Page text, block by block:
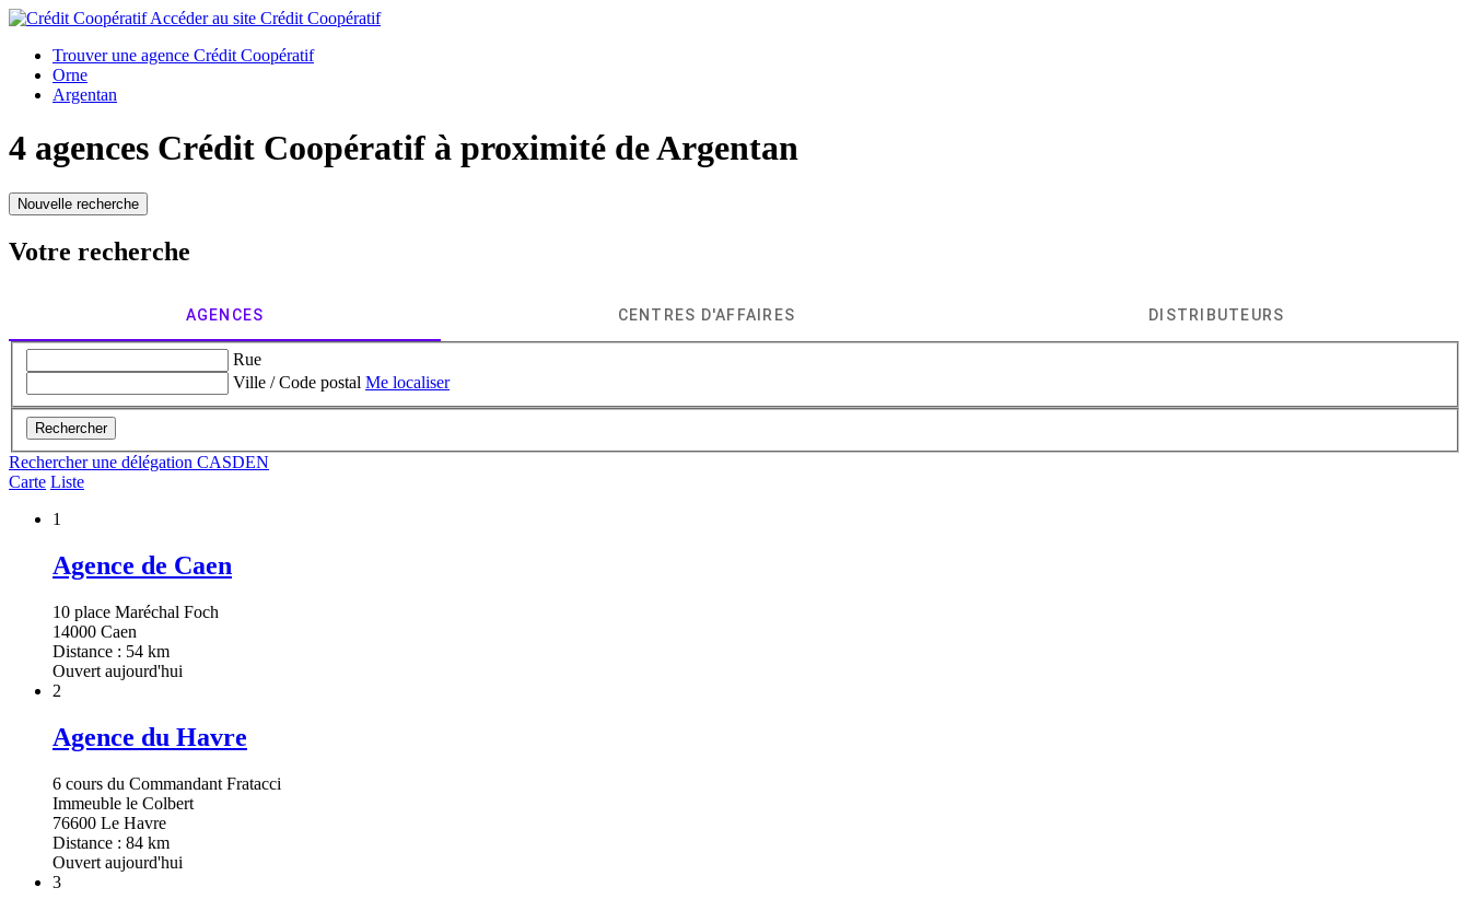
Accéder au site Crédit Coopératif
Trouver une agence Crédit Coopératif
Orne
Argentan
4 agences Crédit Coopératif à proximité deArgentan
Nouvelle recherche
Votre recherche
AGENCES CENTRES D'AFFAIRES DISTRIBUTEURS
Rue
Ville / Code postal Me localiser
Rechercher
Rechercher une délégation CASDEN
Carte Liste
1
Agence de Caen
10 place Maréchal Foch
14000 Caen
Distance : 54 km
Ouvert aujourd'hui
2
Agence du Havre
6 cours du Commandant Fratacci
Immeuble le Colbert
76600 Le Havre
Distance : 84 km
Ouvert aujourd'hui
3